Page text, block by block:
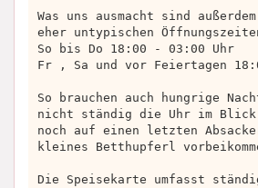
Was uns ausmacht sind
eher untypischen
So bis Do 18:00 - 03:00 Uhr
Fr , Sa und vor Feiertagen
So brauchen auch hungrige
nicht ständig die Uhr im Blick
noch auf einen letzten
kleines Betthupferl
Die Speisekarte umfasst